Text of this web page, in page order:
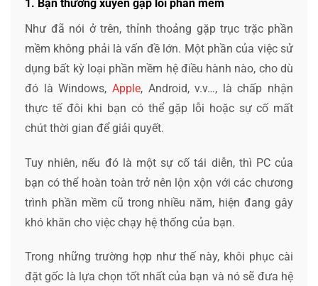
1. Bạn thường xuyên gặp lỗi phần mềm
Như đã nói ở trên, thỉnh thoảng gặp trục trặc phần
mềm không phải là vấn đề lớn. Một phần của việc sử
dụng bất kỳ loại phần mềm hệ điều hành nào, cho dù
đó là Windows, Apple, Android, v.v…, là chấp nhận
thực tế đôi khi bạn có thể gặp lỗi hoặc sự cố mất
chút thời gian để giải quyết.
Tuy nhiên, nếu đó là một sự cố tái diễn, thì PC của
bạn có thể hoàn toàn trở nên lộn xộn với các chương
trình phần mềm cũ trong nhiều năm, hiện đang gây
khó khăn cho việc chạy hệ thống của bạn.
Trong những trường hợp như thế này, khôi phục cài
đặt gốc là lựa chọn tốt nhất của bạn và nó sẽ đưa hệ